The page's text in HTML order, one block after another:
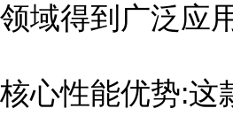
领域得到广泛应
核心性能优势:这